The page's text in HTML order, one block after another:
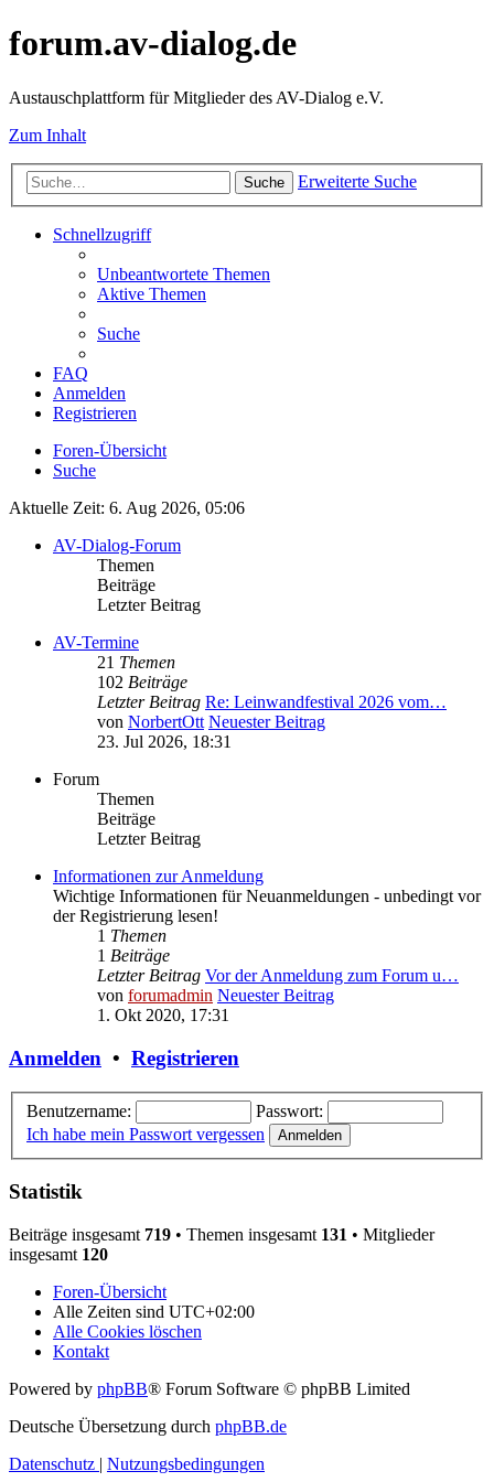
forum.av-dialog.de
Austauschplattform für Mitglieder des AV-Dialog e.V.
Zum Inhalt
Suche Erweiterte Suche
Schnellzugriff
Unbeantwortete Themen
Aktive Themen
Suche
FAQ
Anmelden
Registrieren
Foren-Übersicht
Suche
Aktuelle Zeit: 6. Aug 2026, 05:06
AV-Dialog-Forum
Themen
Beiträge
Letzter Beitrag
AV-Termine
21 Themen
102 Beiträge
Letzter Beitrag Re: Leinwandfestival 2026 vom…
von NorbertOtt Neuester Beitrag
23. Jul 2026, 18:31
Forum
Themen
Beiträge
Letzter Beitrag
Informationen zur Anmeldung
Wichtige Informationen für Neuanmeldungen - unbedingt vor
der Registrierung lesen!
1 Themen
1 Beiträge
Letzter Beitrag Vor der Anmeldung zum Forum u…
von forumadmin Neuester Beitrag
1. Okt 2020, 17:31
Anmelden • Registrieren
Benutzername:
Passwort:
Ich habe mein Passwort vergessen
Statistik
Beiträge insgesamt 719 • Themen insgesamt 131 • Mitglieder
insgesamt 120
Foren-Übersicht
Alle Zeiten sind UTC+02:00
Alle Cookies löschen
Kontakt
Powered by phpBB® Forum Software © phpBB Limited
Deutsche Übersetzung durch phpBB.de
Datenschutz | Nutzungsbedingungen